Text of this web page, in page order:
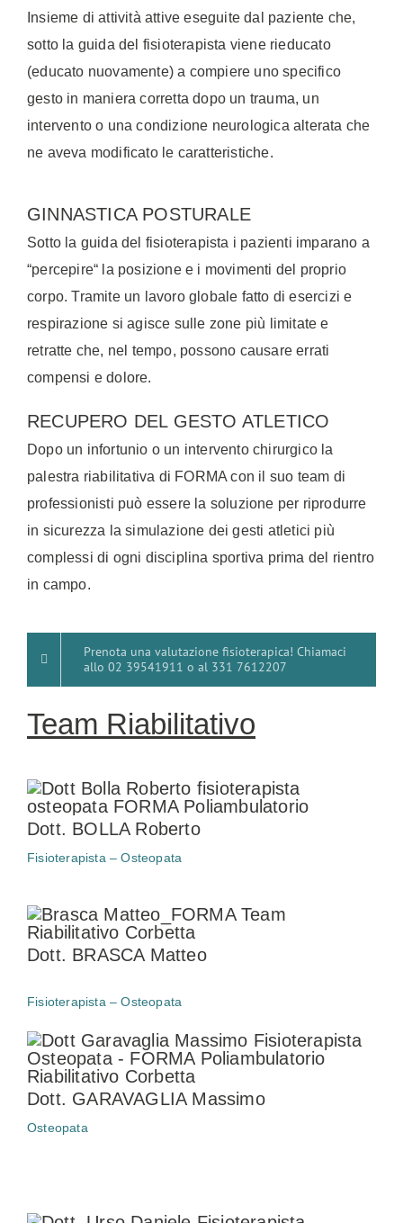
Insieme di attività attive eseguite dal paziente che,
sotto la guida del fisioterapista viene rieducato
(educato nuovamente) a compiere uno specifico
gesto in maniera corretta dopo un trauma, un
intervento o una condizione neurologica alterata che
ne aveva modificato le caratteristiche.
GINNASTICA POSTURALE
Sotto la guida del fisioterapista i pazienti imparano a
“percepire“ la posizione e i movimenti del proprio
corpo. Tramite un lavoro globale fatto di esercizi e
respirazione si agisce sulle zone più limitate e
retratte che, nel tempo, possono causare errati
compensi e dolore.
RECUPERO DEL GESTO ATLETICO
Dopo un infortunio o un intervento chirurgico la
palestra riabilitativa di FORMA con il suo team di
professionisti può essere la soluzione per riprodurre
in sicurezza la simulazione dei gesti atletici più
complessi di ogni disciplina sportiva prima del rientro
in campo.
Prenota una valutazione fisioterapica! Chiamaci
allo 02 39541911 o al 331 7612207
Team Riabilitativo
Dott. BOLLA Roberto
Fisioterapista – Osteopata
Dott. BRASCA Matteo
Fisioterapista – Osteopata
Dott. GARAVAGLIA Massimo
Osteopata